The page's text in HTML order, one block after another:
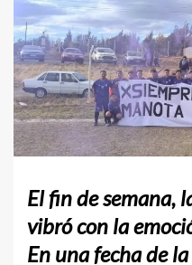
El fin de semana,
vibró con la
En una fecha de